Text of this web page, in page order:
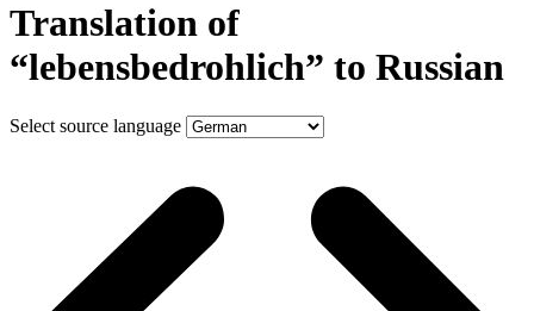
Translation of
“lebensbedrohlich” to Russian
Select source language